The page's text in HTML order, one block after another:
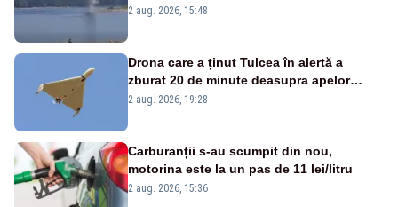
detonările luni – VIDEO
2 aug. 2026, 15:48
Drona care a ținut Tulcea în alertă a
zburat 20 de minute deasupra apelor
României. Au fost ridicate două F-16
2 aug. 2026, 19:28
Carburanții s-au scumpit din nou,
motorina este la un pas de 11 lei/litru
2 aug. 2026, 15:36